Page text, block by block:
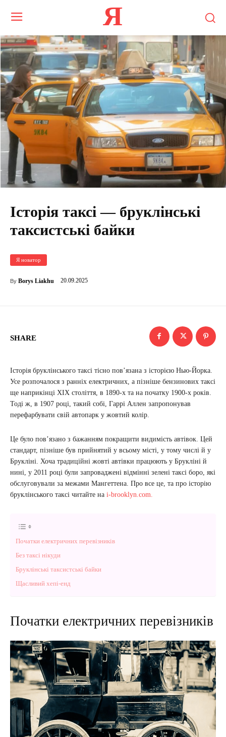
Я
Історія таксі — бруклінські
таксистські байки
Я новатор
By Borys Liakhu 20.09.2025
SHARE
Історія бруклінського таксі тісно пов’язана з історією Нью-Йорка.
Усе розпочалося з ранніх електричних, а пізніше бензинових таксі
ще наприкінці ХІХ століття, в 1890-х та на початку 1900-х років.
Тоді ж, в 1907 році, такий собі, Гаррі Аллен запропонував
перефарбувати свій автопарк у жовтий колір.
Це було пов’язано з бажанням покращити видимість автівок. Цей
стандарт, пізніше був прийнятий у всьому місті, у тому числі й у
Брукліні. Хоча традиційні жовті автівки працюють у Брукліні й
нині, у 2011 році були запроваджені відмінні зелені таксі боро, які
обслуговували за межами Мангеттена. Про все це, та про історію
бруклінського таксі читайте на i-brooklyn.com.
Початки електричних перевізників
Без таксі нікуди
Бруклінські таксистські байки
Щасливий хепі-енд
Початки електричних перевізників